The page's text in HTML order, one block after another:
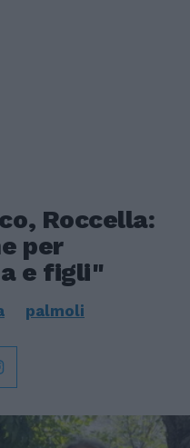
Roccella:
per
e figli"
palmoli